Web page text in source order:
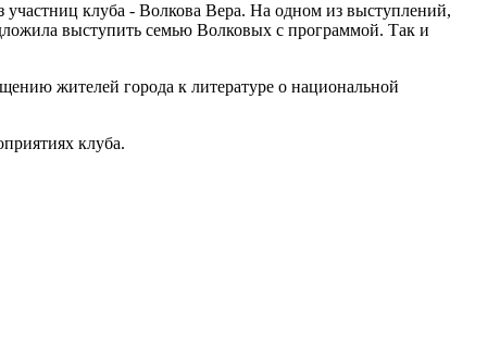
клуба - Волкова Вера. На одном из выступлений,
выступить семью Волковых с программой. Так и
жителей города к литературе о национальной
клуба.